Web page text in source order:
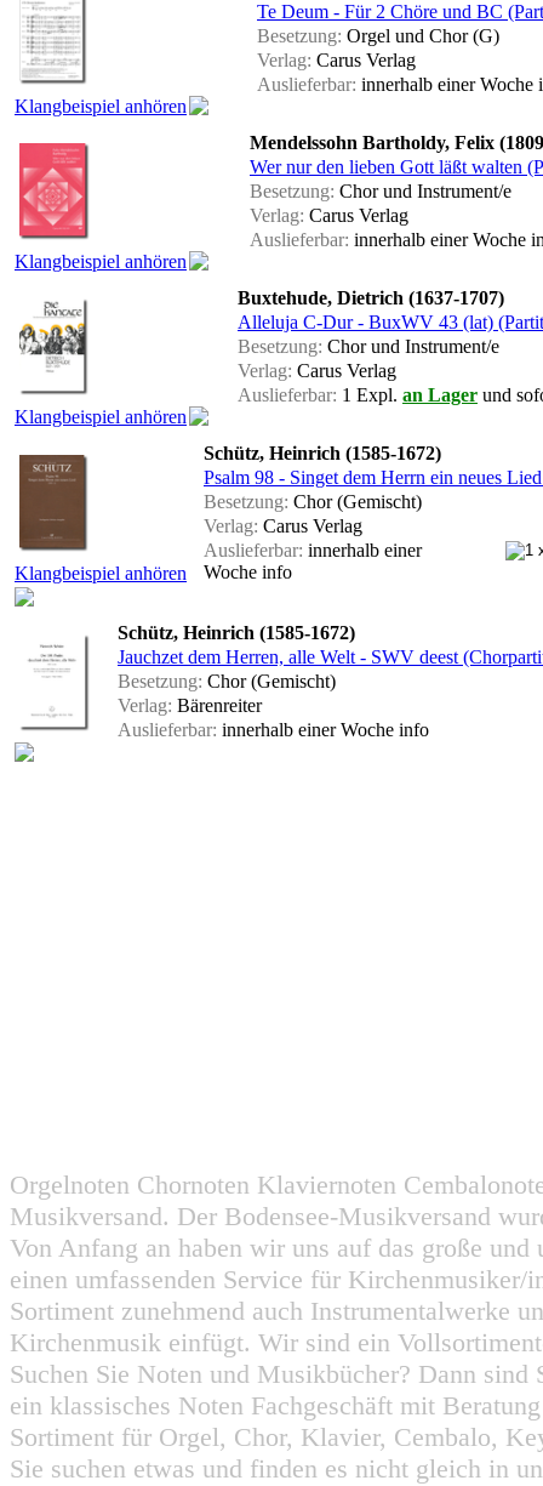
Klangbeispiel anhören
Te Deum - Für 2 Chöre und BC
Besetzung: Orgel und Chor (G)
Verlag: Carus Verlag
Auslieferbar: innerhalb einer Woche
Klangbeispiel anhören
Mendelssohn Bartholdy, Felix
Wer nur den lieben Gott läßt walten
Besetzung: Chor und Instrument/e
Verlag: Carus Verlag
Auslieferbar: innerhalb einer Woche
Klangbeispiel anhören
Buxtehude, Dietrich (1637-1707)
Alleluja C-Dur - BuxWV 43 (lat)
Besetzung: Chor und Instrument/e
Verlag: Carus Verlag
Auslieferbar: 1 Expl. an Lager und
Klangbeispiel anhören
Schütz, Heinrich (1585-1672)
Psalm 98 - Singet dem Herrn ein neues
Besetzung: Chor (Gemischt)
Verlag: Carus Verlag
Auslieferbar: innerhalb einer
Woche info
Schütz, Heinrich (1585-1672)
Jauchzet dem Herren, alle Welt - SWV deest
Besetzung: Chor (Gemischt)
Verlag: Bärenreiter
Auslieferbar: innerhalb einer Woche info
Orgelnoten Chornoten Klaviernoten
Musikversand. Der Bodensee-Musikversand
Von Anfang an haben wir uns auf das große
einen umfassenden Service für
Sortiment zunehmend auch Instrumentalwerke
Kirchenmusik einfügt. Wir sind ein
Suchen Sie Noten und Musikbücher? Dann
ein klassisches Noten Fachgeschäft mit
Sortiment für Orgel, Chor, Klavier, Cembalo,
Sie suchen etwas und finden es nicht gleich in